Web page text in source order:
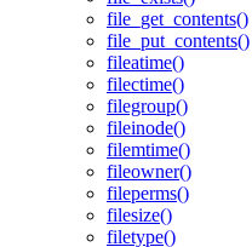
file_get_contents()
file_put_contents()
fileatime()
filectime()
filegroup()
fileinode()
filemtime()
fileowner()
fileperms()
filesize()
filetype()